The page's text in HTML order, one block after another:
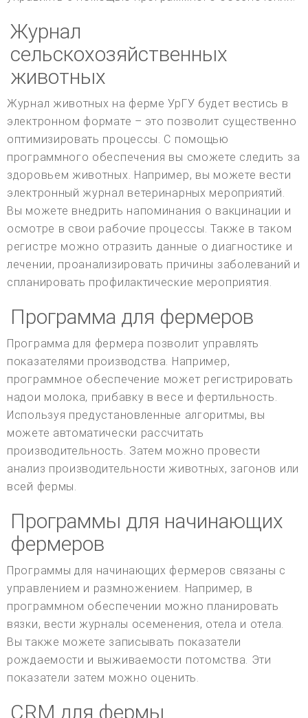
Журнал
сельскохозяйственных
животных
Журнал животных на ферме УрГУ будет вестись в
электронном формате – это позволит существенно
оптимизировать процессы. С помощью
программного обеспечения вы сможете следить за
здоровьем животных. Например, вы можете вести
электронный журнал ветеринарных мероприятий.
Вы можете внедрить напоминания о вакцинации и
осмотре в свои рабочие процессы. Также в таком
регистре можно отразить данные о диагностике и
лечении, проанализировать причины заболеваний и
спланировать профилактические мероприятия.
Программа для фермеров
Программа для фермера позволит управлять
показателями производства. Например,
программное обеспечение может регистрировать
надои молока, прибавку в весе и фертильность.
Используя предустановленные алгоритмы, вы
можете автоматически рассчитать
производительность. Затем можно провести
анализ производительности животных, загонов или
всей фермы.
Программы для начинающих
фермеров
Программы для начинающих фермеров связаны с
управлением и размножением. Например, в
программном обеспечении можно планировать
вязки, вести журналы осеменения, отела и отела.
Вы также можете записывать показатели
рождаемости и выживаемости потомства. Эти
показатели затем можно оценить.
CRM для фермы